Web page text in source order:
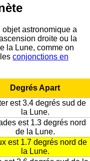
astronomique a
droite ou la
la Lune, comme on
conjonctions en
Degrés Apart
est 3.4 degrés sud de
la Lune.
est 1.3 degrés nord
de la Lune.
est 1.7 degrés nord de
la Lune.